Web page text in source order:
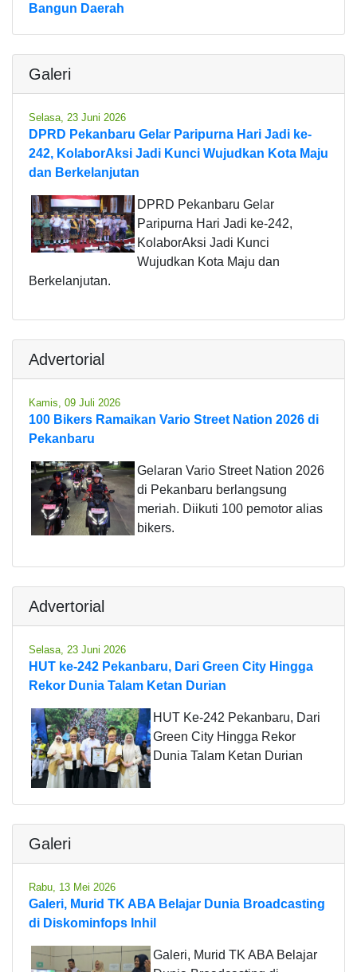
Bangun Daerah
Galeri
Selasa, 23 Juni 2026
DPRD Pekanbaru Gelar Paripurna Hari Jadi ke-
242, KolaborAksi Jadi Kunci Wujudkan Kota Maju
dan Berkelanjutan
DPRD Pekanbaru Gelar
Paripurna Hari Jadi ke-242,
KolaborAksi Jadi Kunci
Wujudkan Kota Maju dan
Berkelanjutan.
Advertorial
Kamis, 09 Juli 2026
100 Bikers Ramaikan Vario Street Nation 2026 di
Pekanbaru
Gelaran Vario Street Nation 2026
di Pekanbaru berlangsung
meriah. Diikuti 100 pemotor alias
bikers.
Advertorial
Selasa, 23 Juni 2026
HUT ke-242 Pekanbaru, Dari Green City Hingga
Rekor Dunia Talam Ketan Durian
HUT Ke-242 Pekanbaru, Dari
Green City Hingga Rekor
Dunia Talam Ketan Durian
Galeri
Rabu, 13 Mei 2026
Galeri, Murid TK ABA Belajar Dunia Broadcasting
di Diskominfops Inhil
Galeri, Murid TK ABA Belajar